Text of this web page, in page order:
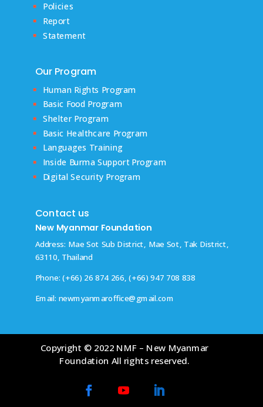
Policies
Report
Statement
Our Program
Human Rights Program
Basic Food Program
Shelter Program
Basic Healthcare Program
Languages Training
Inside Burma Support Program
Digital Security Program
Contact us
New Myanmar Foundation
Address: Mae Sot Sub District, Mae Sot, Tak District,
63110, Thailand
Phone: (+66) 26 874 266, (+66) 947 708 838
Email: newmyanmaroffice@gmail.com
Copyright © 2022 NMF – New Myanmar
Foundation All rights reserved.